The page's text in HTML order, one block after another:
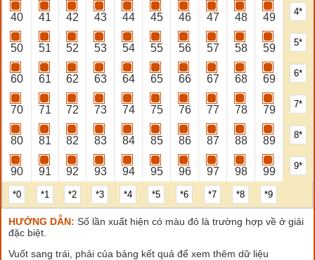
40 41 42 43 44 45 46 47 48 49 4*
50 51 52 53 54 55 56 57 58 59 5*
60 61 62 63 64 65 66 67 68 69 6*
70 71 72 73 74 75 76 77 78 79 7*
80 81 82 83 84 85 86 87 88 89 8*
90 91 92 93 94 95 96 97 98 99 9*
*0 *1 *2 *3 *4 *5 *6 *7 *8 *9
HƯỚNG DẪN: Số lần xuất hiện có màu đỏ là trường hợp về ở giải
đặc biệt.
Vuốt sang trái, phải của bảng kết quả để xem thêm dữ liệu